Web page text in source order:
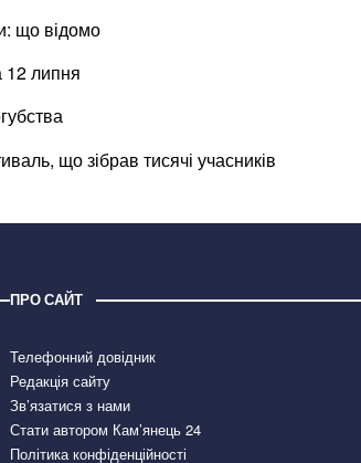
що відомо
12 липня
що зібрав тисячі учасників
ПРО САЙТ
Телефонний довідник
Редакція сайту
Зв’язатися з нами
Стати автором Кам’янець 24
Політика конфіденційності